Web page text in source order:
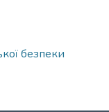
безпеки